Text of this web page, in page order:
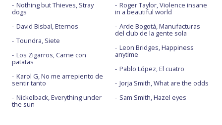
Nothing but Thieves, Stray
dogs
David Bisbal, Eternos
Toundra, Siete
Los Zigarros, Carne con
patatas
Karol G, No me arrepiento de
sentir tanto
Nickelback, Everything under
the sun
Roger Taylor, Violence insane
in a beautiful world
Arde Bogotá, Manufacturas
del club de la gente sola
Leon Bridges, Happiness
anytime
Pablo López, El cuatro
Jorja Smith, What are the odds
Sam Smith, Hazel eyes